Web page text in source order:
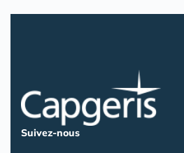
Suivez-nous